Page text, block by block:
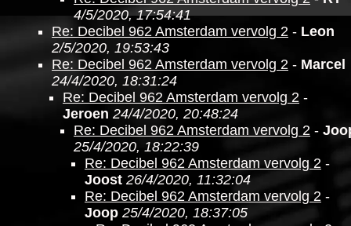
4/5/2020, 17:54:41
Re: Decibel 962 Amsterdam vervolg 2 - Leon
2/5/2020, 19:53:43
Re: Decibel 962 Amsterdam vervolg 2 - Marcel
24/4/2020, 18:31:24
Re: Decibel 962 Amsterdam vervolg 2 -
Jeroen 24/4/2020, 20:48:24
Re: Decibel 962 Amsterdam vervolg 2 -
25/4/2020, 18:22:39
Re: Decibel 962 Amsterdam vervolg 2 -
Joost 26/4/2020, 11:32:04
Re: Decibel 962 Amsterdam vervolg 2 -
Joop 25/4/2020, 18:37:05